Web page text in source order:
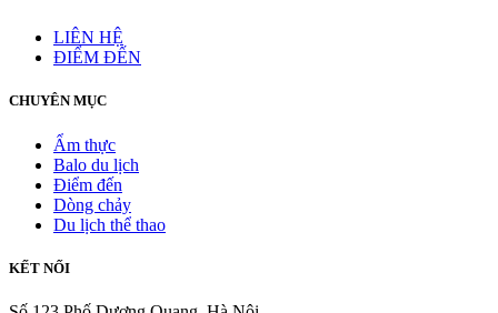
LIÊN HỆ
ĐIỂM ĐẾN
CHUYÊN MỤC
Ẩm thực
Balo du lịch
Điểm đến
Dòng chảy
Du lịch thể thao
KẾT NỐI